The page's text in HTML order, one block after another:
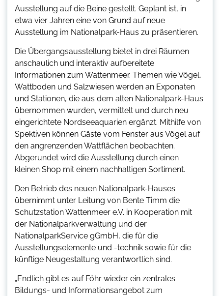
Ausstellung auf die Beine gestellt. Geplant ist, in
etwa vier Jahren eine von Grund auf neue
Ausstellung im Nationalpark-Haus zu präsentieren.
Die Übergangsausstellung bietet in drei Räumen
anschaulich und interaktiv aufbereitete
Informationen zum Wattenmeer. Themen wie Vögel,
Wattboden und Salzwiesen werden an Exponaten
und Stationen, die aus dem alten Nationalpark-Haus
übernommen wurden, vermittelt und durch neu
eingerichtete Nordseeaquarien ergänzt. Mithilfe von
Spektiven können Gäste vom Fenster aus Vögel auf
den angrenzenden Wattflächen beobachten.
Abgerundet wird die Ausstellung durch einen
kleinen Shop mit einem nachhaltigen Sortiment.
Den Betrieb des neuen Nationalpark-Hauses
übernimmt unter Leitung von Bente Timm die
Schutzstation Wattenmeer e.V. in Kooperation mit
der Nationalparkverwaltung und der
NationalparkService gGmbH, die für die
Ausstellungselemente und -technik sowie für die
künftige Neugestaltung verantwortlich sind.
„Endlich gibt es auf Föhr wieder ein zentrales
Bildungs- und Informationsangebot zum